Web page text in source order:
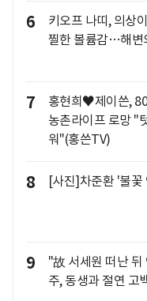
6
키오프 나띠, 의상
찔한 볼륨감…해변
7
홍현희♥제이쓴,
농촌라이프 로망 "
워"(홍쓴TV)
8 [사진]차준환 '불꽃
9
"故 서세원 떠난
주, 동생과 절연 고